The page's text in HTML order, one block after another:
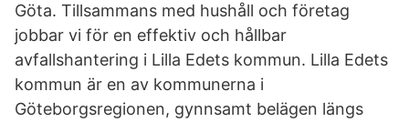
Göta. Tillsammans med hushåll och företag
jobbar vi för en effektiv och hållbar
avfallshantering i Lilla Edets kommun. Lilla Edets
kommun är en av kommunerna i
Göteborgsregionen, gynnsamt belägen längs